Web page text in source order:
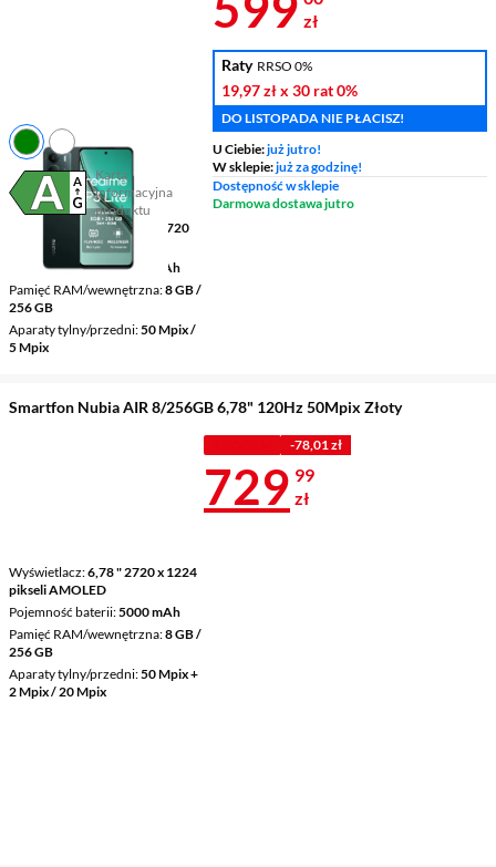
Karta
informacyjna
produktu
Plik w formacie pdf
(otworzy się w nowym oknie)
6,67 " 1604 x 720
pikseli LCD
Pojemność baterii 6000 mAh
Pamięć RAM/wewnętrzna 8 GB /
256 GB
Aparaty tylny/przedni 50 Mpix /
5 Mpix
zł
Raty RRSO 0%
19,97 złx 30 rat0%
DO LISTOPADA NIE PŁACISZ!
U Ciebie:już jutro!
W sklepie:już za godzinę!
Dostępność w sklepie
Darmowa dostawa jutro
Smartfon Nubia AIR 8/256GB 6,78" 120Hz 50Mpix Złoty
Wyświetlacz 6,78 " 2720 x 1224
pikseli AMOLED
Pojemność baterii 5000 mAh
Pamięć RAM/wewnętrzna 8 GB /
256 GB
Aparaty tylny/przedni 50 Mpix +
2 Mpix / 20 Mpix
-78,01 zł
Cena 729,99
729 99
zł